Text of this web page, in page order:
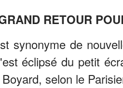
RETOUR
synonyme de
éclipsé du petit
selon le